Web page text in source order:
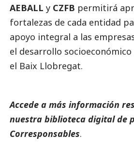
AEBALL y CZFB permitirá
fortalezas de cada entidad
apoyo integral a las
el desarrollo socioeconómico
el Baix Llobregat.
Accede a más información
nuestra biblioteca digital de
Corresponsables.